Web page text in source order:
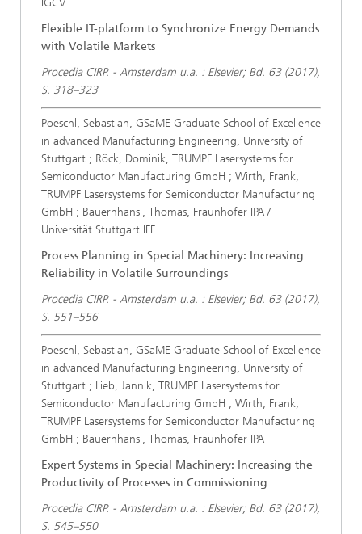
IGCV
Flexible IT-platform to Synchronize Energy Demands
with Volatile Markets
Procedia CIRP. - Amsterdam u.a. : Elsevier; Bd. 63 (2017),
S. 318–323
Poeschl, Sebastian, GSaME Graduate School of Excellence
in advanced Manufacturing Engineering, University of
Stuttgart ; Röck, Dominik, TRUMPF Lasersystems for
Semiconductor Manufacturing GmbH ; Wirth, Frank,
TRUMPF Lasersystems for Semiconductor Manufacturing
GmbH ; Bauernhansl, Thomas, Fraunhofer IPA /
Universität Stuttgart IFF
Process Planning in Special Machinery: Increasing
Reliability in Volatile Surroundings
Procedia CIRP. - Amsterdam u.a. : Elsevier; Bd. 63 (2017),
S. 551–556
Poeschl, Sebastian, GSaME Graduate School of Excellence
in advanced Manufacturing Engineering, University of
Stuttgart ; Lieb, Jannik, TRUMPF Lasersystems for
Semiconductor Manufacturing GmbH ; Wirth, Frank,
TRUMPF Lasersystems for Semiconductor Manufacturing
GmbH ; Bauernhansl, Thomas, Fraunhofer IPA
Expert Systems in Special Machinery: Increasing the
Productivity of Processes in Commissioning
Procedia CIRP. - Amsterdam u.a. : Elsevier; Bd. 63 (2017),
S. 545–550